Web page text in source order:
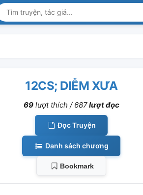
12CS; DIỄM XƯA
69lượt thích / 687lượt đọc
Đọc Truyện
Danh sách chương
Bookmark